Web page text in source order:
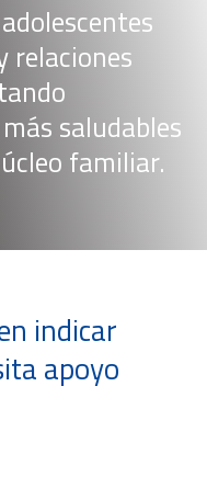
relaciones
saludables
familiar.
indicar
apoyo